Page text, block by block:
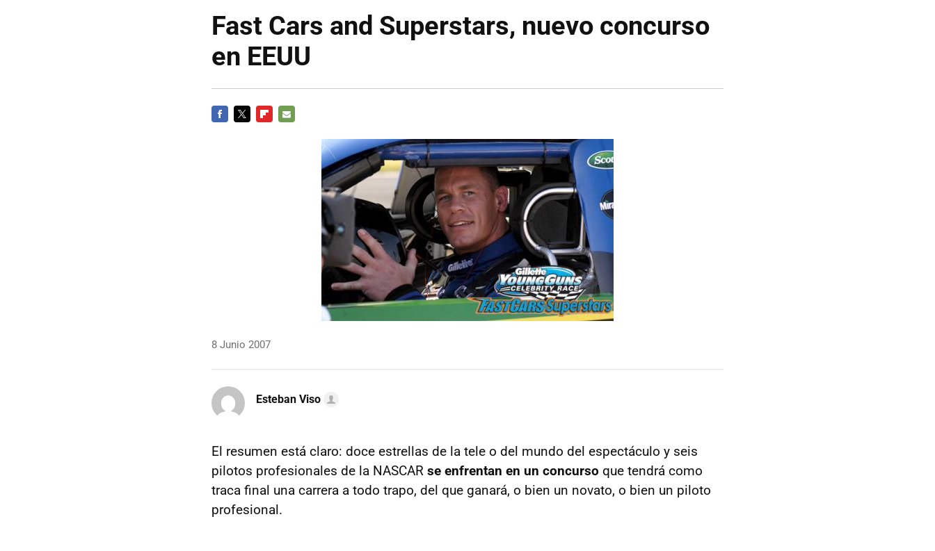
Fast Cars and Superstars, nuevo concurso
en EEUU
8 Junio 2007
Esteban Viso
El resumen está claro: doce estrellas de la tele o del mundo del espectáculo y seis
pilotos profesionales de la NASCAR se enfrentan en un concurso que tendrá como
traca final una carrera a todo trapo, del que ganará, o bien un novato, o bien un piloto
profesional.